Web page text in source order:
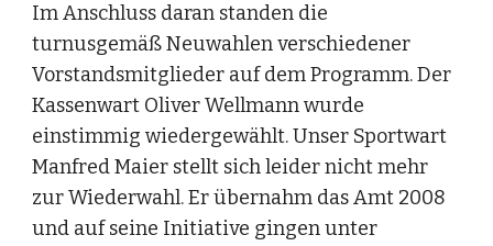
Im Anschluss daran standen die
turnusgemäß Neuwahlen verschiedener
Vorstandsmitglieder auf dem Programm. Der
Kassenwart Oliver Wellmann wurde
einstimmig wiedergewählt. Unser Sportwart
Manfred Maier stellt sich leider nicht mehr
zur Wiederwahl. Er übernahm das Amt 2008
und auf seine Initiative gingen unter